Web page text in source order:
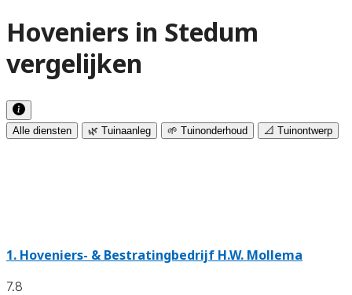
Hoveniers in Stedum
vergelijken
Alle diensten 🌿 Tuinaanleg 🌱 Tuinonderhoud 📐 Tuinontwerp
1. Hoveniers- & Bestratingbedrijf H.W. Mollema
7.8